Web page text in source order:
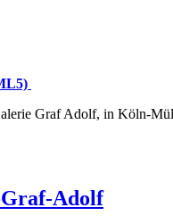
Graf Adolf, in Köln-
Graf-Adolf